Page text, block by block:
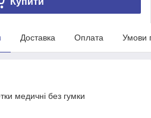
Доставка Оплата Умови
медичні без гумки